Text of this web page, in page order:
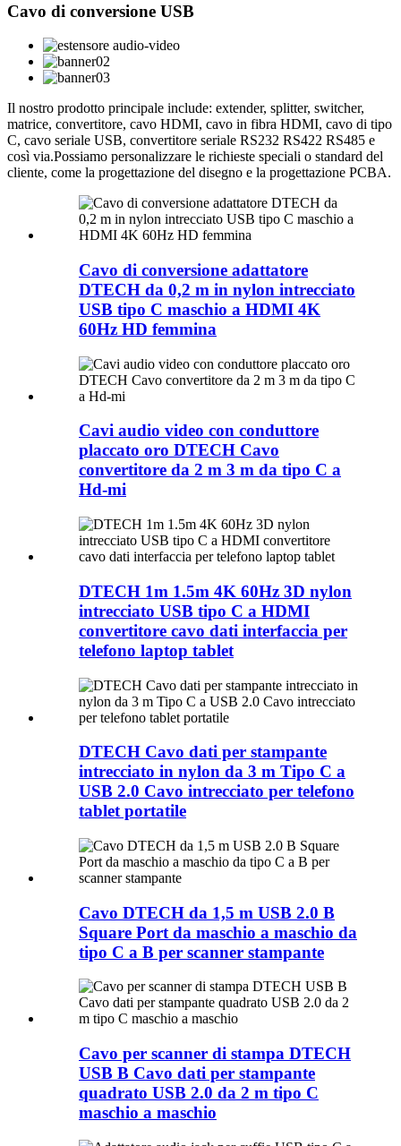
Cavo di conversione USB
Il nostro prodotto principale include: extender, splitter, switcher,
matrice, convertitore, cavo HDMI, cavo in fibra HDMI, cavo di tipo
C, cavo seriale USB, convertitore seriale RS232 RS422 RS485 e
così via.Possiamo personalizzare le richieste speciali o standard del
cliente, come la progettazione del disegno e la progettazione PCBA.
Cavo di conversione adattatore
DTECH da 0,2 m in nylon intrecciato
USB tipo C maschio a HDMI 4K
60Hz HD femmina
Cavi audio video con conduttore
placcato oro DTECH Cavo
convertitore da 2 m 3 m da tipo C a
Hd-mi
DTECH 1m 1.5m 4K 60Hz 3D nylon
intrecciato USB tipo C a HDMI
convertitore cavo dati interfaccia per
telefono laptop tablet
DTECH Cavo dati per stampante
intrecciato in nylon da 3 m Tipo C a
USB 2.0 Cavo intrecciato per telefono
tablet portatile
Cavo DTECH da 1,5 m USB 2.0 B
Square Port da maschio a maschio da
tipo C a B per scanner stampante
Cavo per scanner di stampa DTECH
USB B Cavo dati per stampante
quadrato USB 2.0 da 2 m tipo C
maschio a maschio